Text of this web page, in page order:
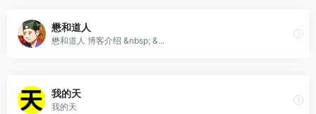
懋和道人
懋和道人 博客介绍 &nbsp; &...
我的天
我的天